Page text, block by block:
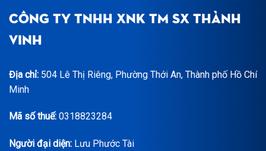
CÔNG TY TNHH XNK TM SX THÀNH
VINH
Địa chỉ: 504 Lê Thị Riêng, Phường Thới An, Thành phố Hồ Chí
Minh
Mã số thuế: 0318823284
Người đại diện: Lưu Phước Tài